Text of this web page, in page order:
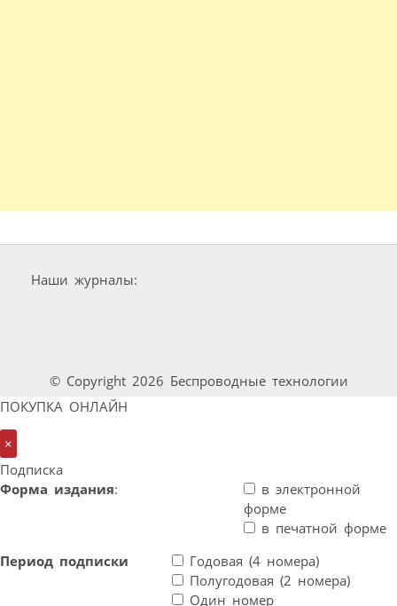
Наши журналы:
© Copyright 2026 Беспроводные технологии
ПОКУПКА ОНЛАЙН
×
Подписка
Форма издания:
в электронной
форме
в печатной форме
Период подписки
Годовая (4 номера)
Полугодовая (2 номера)
Один номер